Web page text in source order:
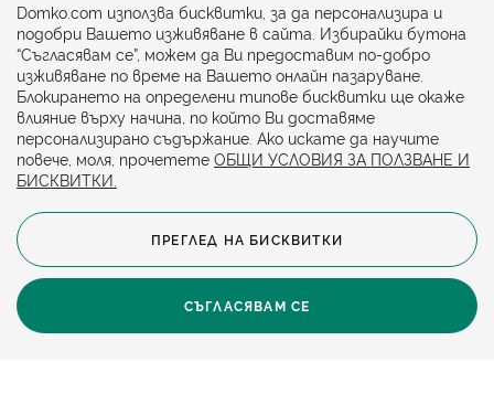
Начини на плащане:
© 2024. Всички права запазени.
Общи условия
Политика за бисквитки
Domko.com използва бисквитки, за да персонализира и
подобри Вашето изживяване в сайта. Избирайки бутона
“Съгласявам се”, можем да Ви предоставим по-добро
изживяване по време на Вашето онлайн пазаруване.
Блокирането на определени типове бисквитки ще окаже
влияние върху начина, по който Ви доставяме
персонализирано съдържание. Ако искате да научите
повече, моля, прочетете ОБЩИ УСЛОВИЯ ЗА ПОЛЗВАНЕ И
БИСКВИТКИ.
СЪГЛАСЯВАМ СЕ
ПРЕГЛЕД НА БИСКВИТКИ